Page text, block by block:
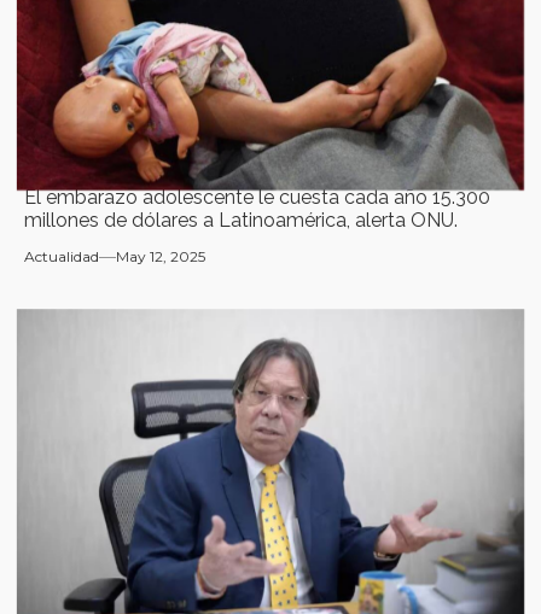
El embarazo adolescente le cuesta cada año 15.300
millones de dólares a Latinoamérica, alerta ONU.
Actualidad May 12, 2025